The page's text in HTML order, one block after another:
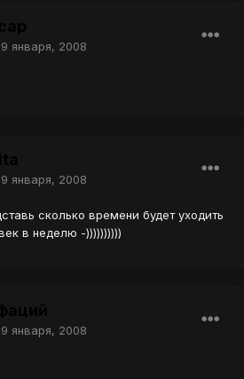
января, 2008
января, 2008
сколько времени будет уходить
в неделю -))))))))))
января, 2008